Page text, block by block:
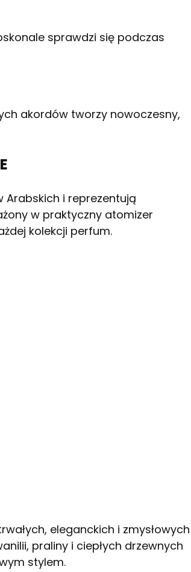
sprawdzi się podczas
akordów tworzy nowoczesny,
Arabskich i reprezentują
w praktyczny atomizer
kolekcji perfum.
eleganckich i zmysłowych
praliny i ciepłych drzewnych
stylem.